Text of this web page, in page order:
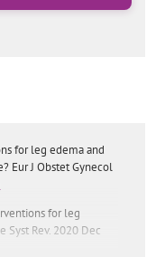
for leg edema and
Eur J Obstet Gynecol
for leg
Syst Rev. 2020 Dec